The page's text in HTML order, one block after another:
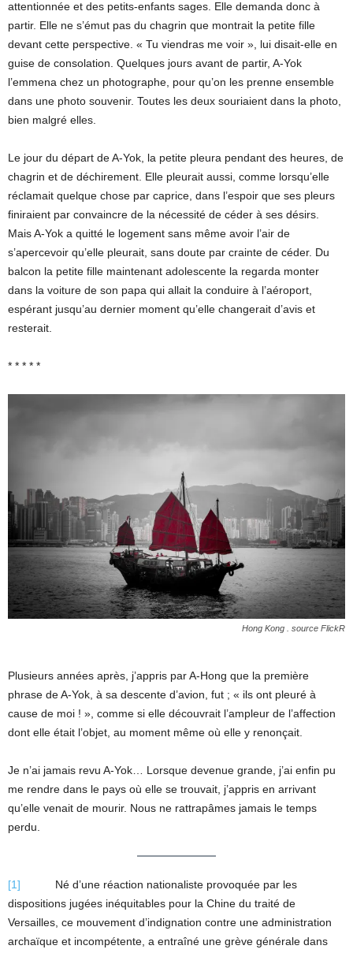
attentionnée et des petits-enfants sages. Elle demanda donc à
partir. Elle ne s’émut pas du chagrin que montrait la petite fille
devant cette perspective. « Tu viendras me voir », lui disait-elle en
guise de consolation. Quelques jours avant de partir, A-Yok
l’emmena chez un photographe, pour qu’on les prenne ensemble
dans une photo souvenir. Toutes les deux souriaient dans la photo,
bien malgré elles.
Le jour du départ de A-Yok, la petite pleura pendant des heures, de
chagrin et de déchirement. Elle pleurait aussi, comme lorsqu’elle
réclamait quelque chose par caprice, dans l’espoir que ses pleurs
finiraient par convaincre de la nécessité de céder à ses désirs.
Mais A-Yok a quitté le logement sans même avoir l’air de
s’apercevoir qu’elle pleurait, sans doute par crainte de céder. Du
balcon la petite fille maintenant adolescente la regarda monter
dans la voiture de son papa qui allait la conduire à l’aéroport,
espérant jusqu’au dernier moment qu’elle changerait d’avis et
resterait.
* * * * *
Hong Kong . source FlickR
Plusieurs années après, j’appris par A-Hong que la première
phrase de A-Yok, à sa descente d’avion, fut ; « ils ont pleuré à
cause de moi ! », comme si elle découvrait l’ampleur de l’affection
dont elle était l’objet, au moment même où elle y renonçait.
Je n’ai jamais revu A-Yok… Lorsque devenue grande, j’ai enfin pu
me rendre dans le pays où elle se trouvait, j’appris en arrivant
qu’elle venait de mourir. Nous ne rattrapâmes jamais le temps
perdu.
[1] Né d’une réaction nationaliste provoquée par les
dispositions jugées inéquitables pour la Chine du traité de
Versailles, ce mouvement d’indignation contre une administration
archaïque et incompétente, a entraîné une grève générale dans